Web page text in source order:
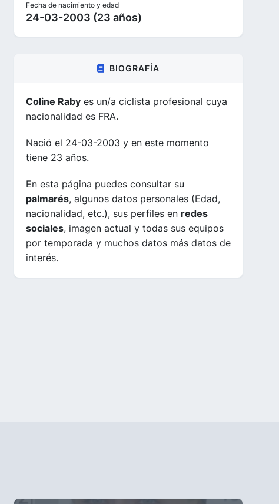
Fecha de nacimiento y edad
24-03-2003 (23 años)
BIOGRAFÍA
Coline Raby es un/a ciclista profesional cuya
nacionalidad es FRA.
Nació el 24-03-2003 y en este momento
tiene 23 años.
En esta página puedes consultar su
palmarés, algunos datos personales (Edad,
nacionalidad, etc.), sus perfiles en redes
sociales, imagen actual y todas sus equipos
por temporada y muchos datos más datos de
interés.